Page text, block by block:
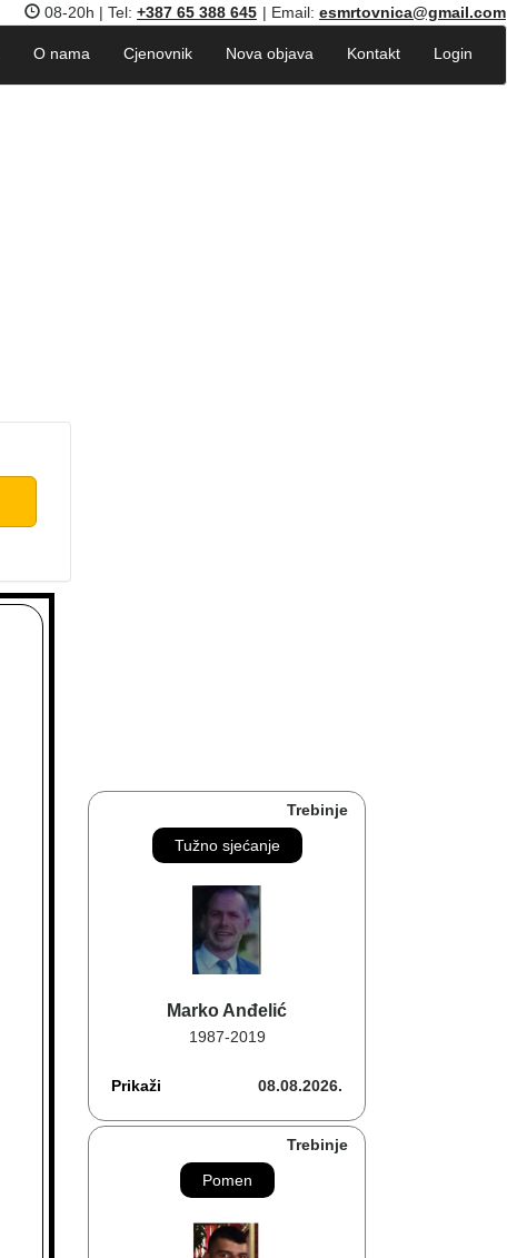
08-20h | Tel: +387 65 388 645 | Email: esmrtovnica@gmail.com
O nama Cjenovnik Nova objava Kontakt Login
Trebinje
Tužno sjećanje
Marko Anđelić
1987-2019
Prikaži 08.08.2026.
Trebinje
Pomen